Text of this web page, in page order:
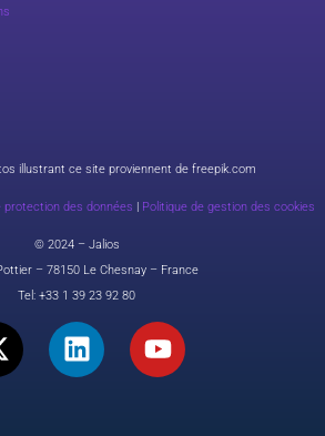
illustrant ce site proviennent de freepik.com
protection des données Politique de gestion des cookies
© 2024 – Jalios
– 78150 Le Chesnay – France
Tel: +33 1 39 23 92 80
L
i
Y
o